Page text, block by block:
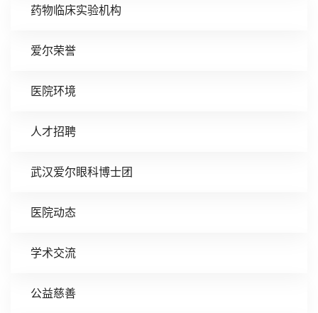
药物临床实验机构
爱尔荣誉
医院环境
人才招聘
武汉爱尔眼科博士团
医院动态
学术交流
公益慈善